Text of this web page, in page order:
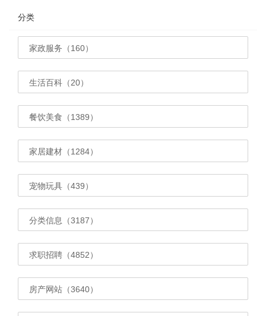
分类
家政服务（160）
生活百科（20）
餐饮美食（1389）
家居建材（1284）
宠物玩具（439）
分类信息（3187）
求职招聘（4852）
房产网站（3640）